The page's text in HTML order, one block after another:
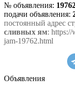
№ объявления:
подачи объявления:
постоянный адрес
сливных ям: https://
jam-19762.html
Объявления